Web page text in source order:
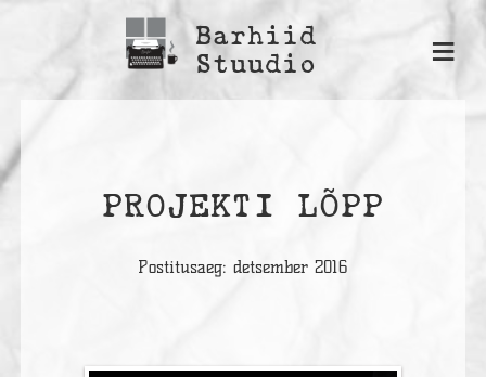
Barhiid
Stuudio
≡
PROJEKTI LÕPP
Postitusaeg: detsember 2016